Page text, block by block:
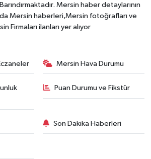
Mersin haber detaylarının
Mersin haberleri,Mersin fotoğrafları ve
Firmaları ilanları yer alıyor
Mersin Hava Durumu
Puan Durumu ve Fikstür
Son Dakika Haberleri